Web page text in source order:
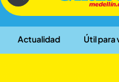
Actualidad Útil para